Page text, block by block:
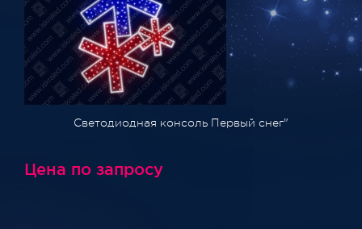
Светодиодная консоль Первый снег"
Цена по запросу